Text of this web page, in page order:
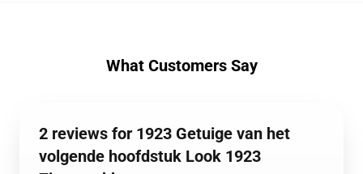
What Customers Say
2 reviews for 1923 Getuige van het
volgende hoofdstuk Look 1923